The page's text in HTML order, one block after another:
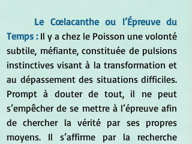
Le Cœlacanthe ou l’Épreuve du
Temps : Il y a chez le Poisson une volonté
subtile, méfiante, constituée de pulsions
instinctives visant à la transformation et
au dépassement des situations difficiles.
Prompt à douter de tout, il ne peut
s’empêcher de se mettre à l’épreuve afin
de chercher la vérité par ses propres
moyens. Il s’affirme par la recherche